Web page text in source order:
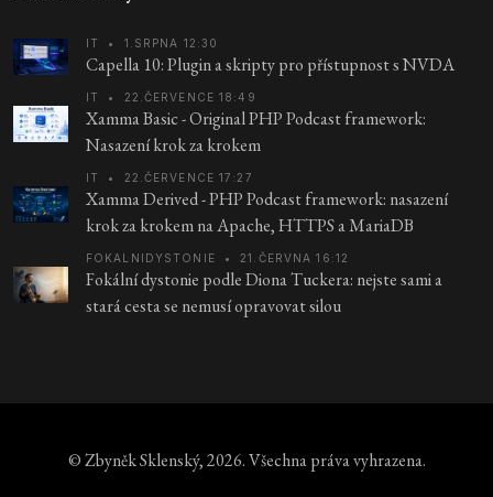
IT • 1.SRPNA 12:30
Capella 10: Plugin a skripty pro přístupnost s NVDA
IT • 22.ČERVENCE 18:49
Xamma Basic - Original PHP Podcast framework:
Nasazení krok za krokem
IT • 22.ČERVENCE 17:27
Xamma Derived - PHP Podcast framework: nasazení
krok za krokem na Apache, HTTPS a MariaDB
FOKALNIDYSTONIE • 21.ČERVNA 16:12
Fokální dystonie podle Diona Tuckera: nejste sami a
stará cesta se nemusí opravovat silou
© Zbyněk Sklenský, 2026. Všechna práva vyhrazena.